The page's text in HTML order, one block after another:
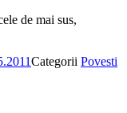
de mai sus,
Categorii Povesti